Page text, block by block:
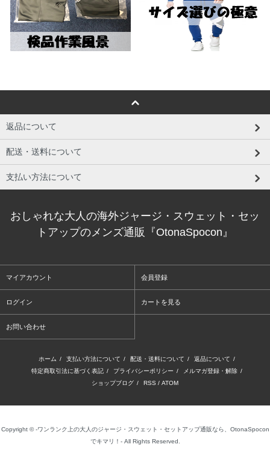
返品について
配送・送料について
支払い方法について
おしゃれな大人の海外ジャージ・スウェット・セッ
トアップのメンズ通販『OtonaSpocon』
マイアカウント 会員登録
ログイン カートを見る
お問い合わせ
ホーム / 支払い方法について / 配送・送料について / 返品について /
特定商取引法に基づく表記 / プライバシーポリシー / メルマガ登録・解除 /
ショップブログ / RSS / ATOM
Copyright © -ワンランク上の大人のジャージ・スウェット・セットアップ通販なら、OtonaSpocon
でキマリ！- All Rights Reserved.